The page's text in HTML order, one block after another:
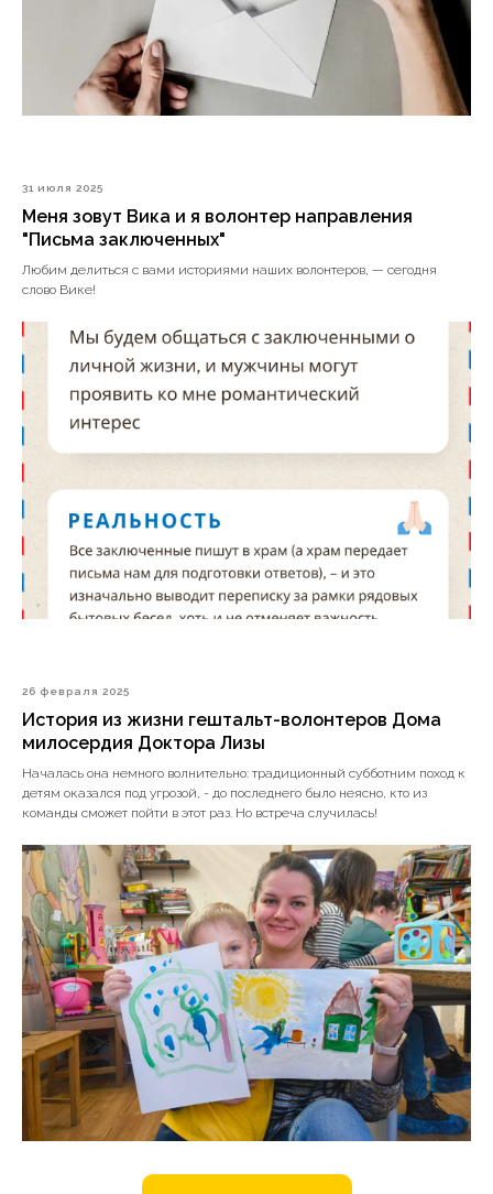
31 июля 2025
Меня зовут Вика и я волонтер направления
"Письма заключенных"
Любим делиться с вами историями наших волонтеров, — сегодня
слово Вике!
26 февраля 2025
История из жизни гештальт-волонтеров Дома
милосердия Доктора Лизы
Началась она немного волнительно: традиционный субботним поход к
детям оказался под угрозой, - до последнего было неясно, кто из
команды сможет пойти в этот раз. Но встреча случилась!